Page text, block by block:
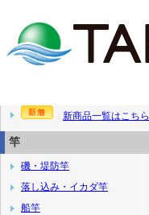
新商品一覧はこちら
竿
磯・堤防竿
落し込み・イカダ竿
船竿